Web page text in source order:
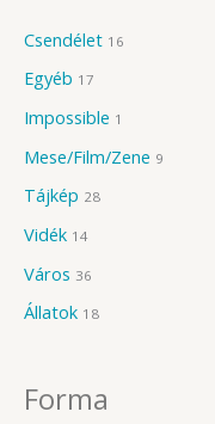
Csendélet 16
Egyéb 17
Impossible 1
Mese/Film/Zene 9
Tájkép 28
Vidék 14
Város 36
Állatok 18
Forma